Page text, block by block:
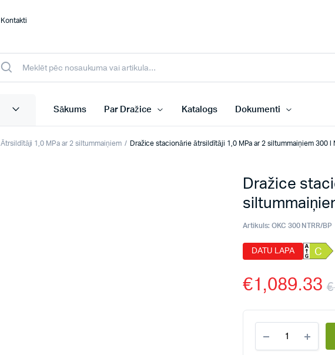
Kontakti
Sākums Par Dražice Katalogs Dokumenti
Ātrsildītāji 1,0 MPa ar 2 siltummaiņiem Dražice stacionārie ātrsildītāji 1,0 MPa ar 2 siltummaiņiem 300 l
Dražice
Artikuls: OKC 300 NTRR/BP
DATU LAPA C
€
€1,089.33
stacionārie
ātrsildītāji